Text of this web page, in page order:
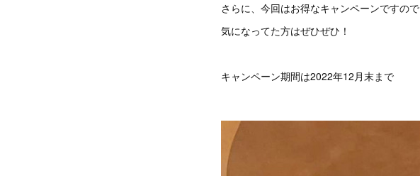
さらに、今回はお得なキャンペーンですので
気になってた方はぜひぜひ！
キャンペーン期間は2022年12月末まで